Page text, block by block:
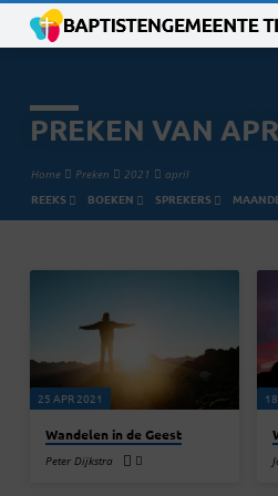
PREKEN VAN
Home Preken 2021 april
REEKS BOEKEN SPREKERS
PREKEN
VAN
APRIL
2021
25 APR 2021
Wandelen in de Geest
Peter Dijkstra